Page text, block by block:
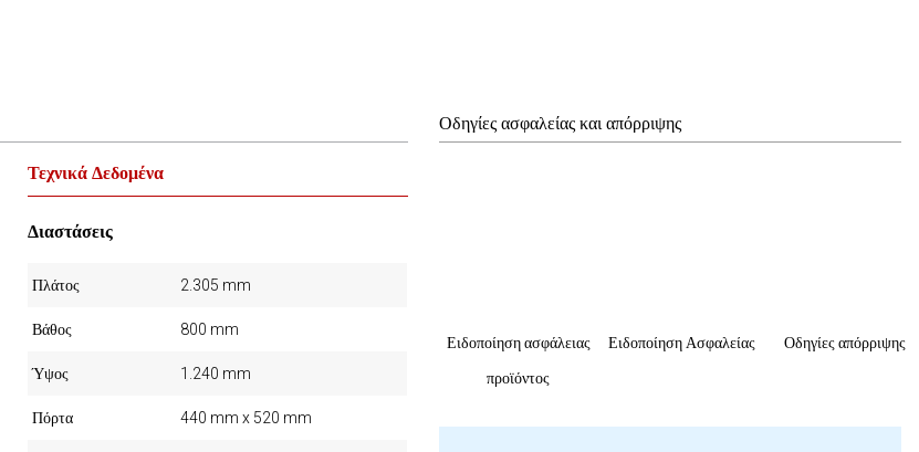
Τεχνικά Δεδομένα
Διαστάσεις
Πλάτος 2.305 mm
Βάθος 800 mm
Ύψος 1.240 mm
Πόρτα 440 mm x 520 mm
Οδηγίες ασφαλείας και απόρριψης
Ειδοποίηση ασφάλειας
προϊόντος
Ειδοποίηση Ασφαλείας Οδηγίες απόρριψης